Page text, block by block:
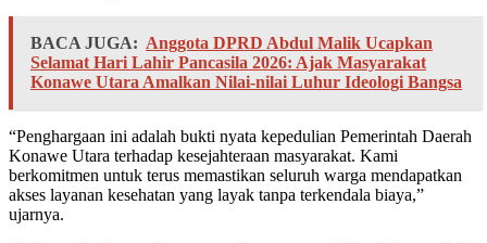
BACA JUGA: Anggota DPRD Abdul Malik Ucapkan
Selamat Hari Lahir Pancasila 2026: Ajak Masyarakat
Konawe Utara Amalkan Nilai-nilai Luhur Ideologi Bangsa
“Penghargaan ini adalah bukti nyata kepedulian Pemerintah Daerah
Konawe Utara terhadap kesejahteraan masyarakat. Kami
berkomitmen untuk terus memastikan seluruh warga mendapatkan
akses layanan kesehatan yang layak tanpa terkendala biaya,”
ujarnya.